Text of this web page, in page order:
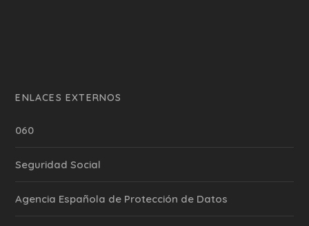
ENLACES EXTERNOS
060
Seguridad Social
Agencia Española de Protección de Datos